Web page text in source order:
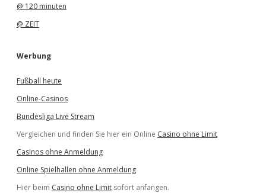
@ 120 minuten
@ ZEIT
Werbung
Fußball heute
Online-Casinos
Bundesliga Live Stream
Vergleichen und finden Sie hier ein Online Casino ohne Limit
Casinos ohne Anmeldung
Online Spielhallen ohne Anmeldung
Hier beim Casino ohne Limit sofort anfangen.